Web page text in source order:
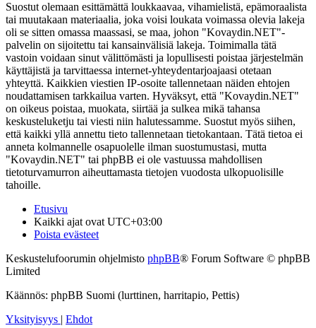
Suostut olemaan esittämättä loukkaavaa, vihamielistä, epämoraalista
tai muutakaan materiaalia, joka voisi loukata voimassa olevia lakeja
oli se sitten omassa maassasi, se maa, johon "Kovaydin.NET"-
palvelin on sijoitettu tai kansainvälisiä lakeja. Toimimalla tätä
vastoin voidaan sinut välittömästi ja lopullisesti poistaa järjestelmän
käyttäjistä ja tarvittaessa internet-yhteydentarjoajaasi otetaan
yhteyttä. Kaikkien viestien IP-osoite tallennetaan näiden ehtojen
noudattamisen tarkkailua varten. Hyväksyt, että "Kovaydin.NET"
on oikeus poistaa, muokata, siirtää ja sulkea mikä tahansa
keskusteluketju tai viesti niin halutessamme. Suostut myös siihen,
että kaikki yllä annettu tieto tallennetaan tietokantaan. Tätä tietoa ei
anneta kolmannelle osapuolelle ilman suostumustasi, mutta
"Kovaydin.NET" tai phpBB ei ole vastuussa mahdollisen
tietoturvamurron aiheuttamasta tietojen vuodosta ulkopuolisille
tahoille.
Etusivu
Kaikki ajat ovat UTC+03:00
Poista evästeet
Keskustelufoorumin ohjelmisto phpBB® Forum Software © phpBB
Limited
Käännös: phpBB Suomi (lurttinen, harritapio, Pettis)
Yksityisyys | Ehdot